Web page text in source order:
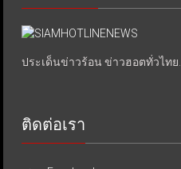
ประเด็นข่าวร้อน ข่าวฮอตทั่วไทย.
ติดต่อเรา